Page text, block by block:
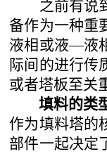
之前有说到
备作为一种重
液相或液—液
际间的进行传
或者塔板至关
填料的类
作为填料塔的
部件一起决定